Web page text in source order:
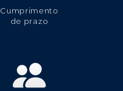
Cumprimento
de prazo